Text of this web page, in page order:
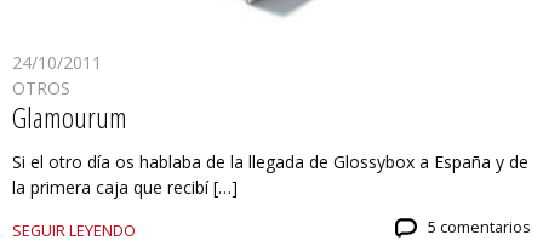
24/10/2011
OTROS
Glamourum
Si el otro día os hablaba de la llegada de Glossybox a España y de
la primera caja que recibí […]
SEGUIR LEYENDO 5 comentarios